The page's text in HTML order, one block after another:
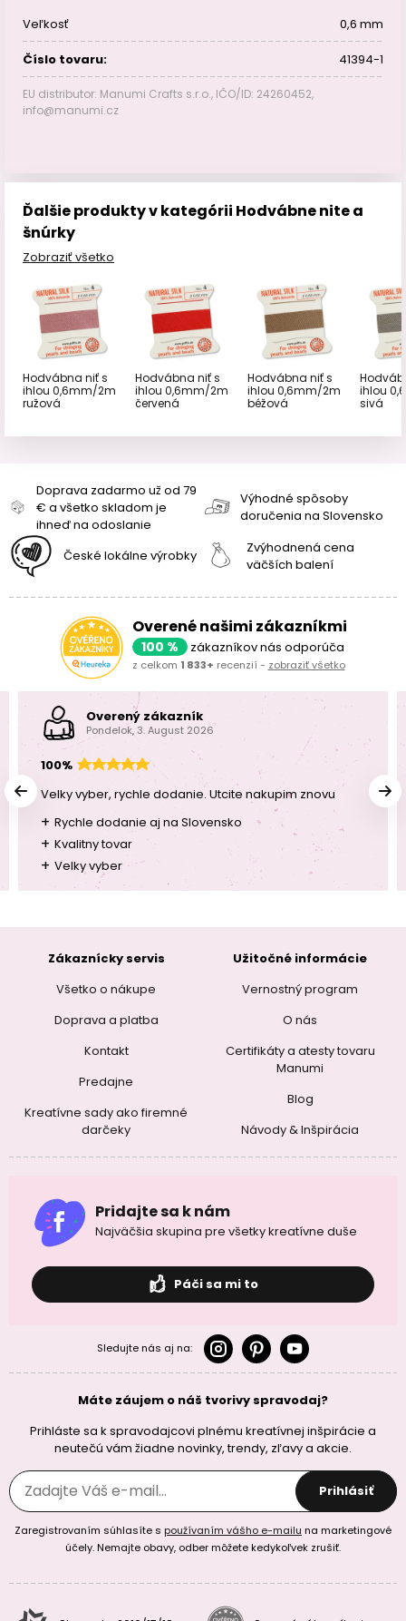
Veľkosť 0,6 mm
Číslo tovaru: 41394-1
EU distributor: Manumi Crafts s.r.o., IČO/ID: 24260452,
info@manumi.cz
Ďalšie produkty v kategórii Hodvábne nite a
šnúrky
Zobraziť všetko
Hodvábna niť s
ihlou 0,6mm/2m
ružová
Hodvábna niť s
ihlou 0,6mm/2m
červená
Hodvábna niť s
ihlou 0,6mm/2m
béžová
ihlou
sivá
Doprava zadarmo už od 79
€ a všetko skladom je
ihneď na odoslanie
Výhodné spôsoby
doručenia na Slovensko
České lokálne výrobky
Zvýhodnená cena
väčších balení
Overené našimi zákazníkmi
100 % zákazníkov nás odporúča
z celkom 1 833+ recenzií - zobraziť všetko
Overený zákazník
Pondelok, 3. August 2026
100%
Velky vyber, rychle dodanie. Utcite nakupim znovu
+ Rychle dodanie aj na Slovensko
+ Kvalitny tovar
+ Velky vyber
Zákaznícky servis
Všetko o nákupe
Doprava a platba
Kontakt
Predajne
Kreatívne sady ako firemné
darčeky
Užitočné informácie
Vernostný program
O nás
Certifikáty a atesty tovaru
Manumi
Blog
Návody & Inšpirácia
Pridajte sa k nám
Najväčšia skupina pre všetky kreatívne duše
Páči sa mi to
Sledujte nás aj na:
Máte záujem o náš tvorivy spravodaj?
Prihláste sa k spravodajcovi plnému kreatívnej inšpirácie a
neutečú vám žiadne novinky, trendy, zľavy a akcie.
Prihlásiť
Zaregistrovaním súhlasíte s používaním vášho e-mailu na marketingové
účely. Nemajte obavy, odber môžete kedykoľvek zrušiť.